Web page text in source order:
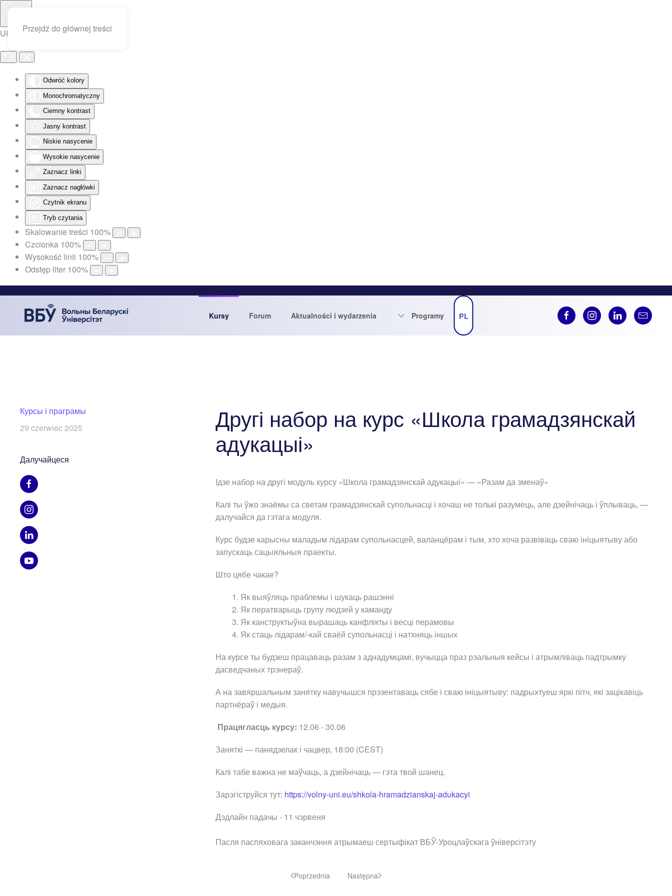
Ułatwienia dostępu
Odwróć kolory
Monochromatyczny
Ciemny kontrast
Jasny kontrast
Niskie nasycenie
Wysokie nasycenie
Zaznacz linki
Zaznacz nagłówki
Czytnik ekranu
Tryb czytania
Skalowanie treści 100%
Czcionka 100%
Wysokość linii 100%
Odstęp liter 100%
Przejdź do głównej treści
Kursy Forum Aktualności i wydarzenia Programy PL
Курсы і праграмы
29 czerwiec 2025
Далучайцеся
Другі набор на курс «Школа грамадзянскай
адукацыі»
Ідзе набор на другі модуль курсу «Школа грамадзянскай адукацыі» — «Разам да зменаў»
Калі ты ўжо знаёмы са светам грамадзянскай супольнасці і хочаш не толькі разумець, але дзейнічаць і ўплываць, —
далучайся да гэтага модуля.
Курс будзе карысны маладым лідарам супольнасцей, валанцёрам і тым, хто хоча развіваць сваю ініцыятыву або
запускаць сацыяльныя праекты.
Што цябе чакае?
Як выяўляць праблемы і шукаць рашэнні
Як ператварыць групу людзей у каманду
Як канструктыўна вырашаць канфлікты і весці перамовы
Як стаць лідарам/-кай сваёй супольнасці і натхняць іншых
На курсе ты будзеш працаваць разам з аднадумцамі, вучыцца праз рэальныя кейсы і атрымліваць падтрымку
дасведчаных трэнераў.
А на завяршальным занятку навучышся прэзентаваць сябе і сваю ініцыятыву: падрыхтуеш яркі пітч, які зацікавіць
партнёраў і медыя.
Працягласць курсу: 12.06 - 30.06
Заняткі — панядзелак і чацвер, 18:00 (CEST)
Калі табе важна не маўчаць, а дзейнічаць — гэта твой шанец.
Зарэгіструйся тут: https://volny-uni.eu/shkola-hramadzianskaj-adukacyi
Дэдлайн падачы - 11 чэрвеня
Пасля паспяховага заканчэння атрымаеш сертыфікат ВБЎ-Уроцлаўскага ўніверсітэту
Poprzednia Następna